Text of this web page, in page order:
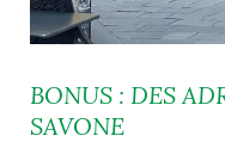
BONUS : DES
SAVONE